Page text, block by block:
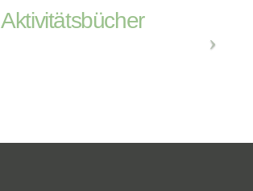
Aktivitätsbücher